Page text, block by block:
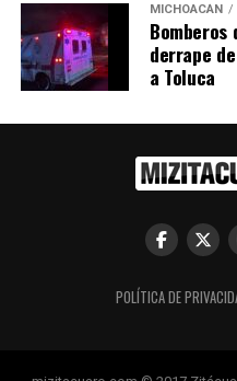
Bedolla toma protesta al
Consejo Michoacano para la
Reconciliación
ARTICULO
Michoacán Concluye con
MICHOACÁN
derrape
a Toluca
POLÍTICA DE